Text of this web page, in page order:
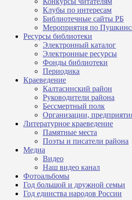
Клубы по интересам
Библиотечные сайты РБ
Мероприятия по
Ресурсы библиотеки
Электронный каталог
Электронные ресурсы
Фонды библиотеки
Периодика
Краеведение
Калтасинский район
Руководители района
Бессмертный полк
Организации,
Литературное краеведение
Памятные места
Поэты и писатели района
Медиа
Видео
Наш видео канал
Фотоальбомы
Год большой и дружной семьи
Год единства народов России